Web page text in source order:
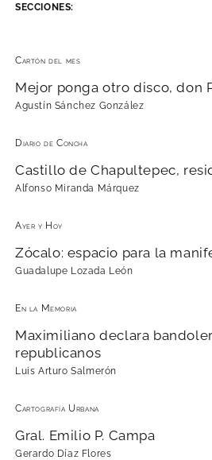
SECCIONES:
Cartón del mes
Mejor ponga otro disco, don
Agustín Sánchez González
Diario de Concha
Castillo de Chapultepec,
Alfonso Miranda Márquez
Ayer y Hoy
Zócalo: espacio para la
Guadalupe Lozada León
En la Memoria
Maximiliano declara
republicanos
Luis Arturo Salmerón
Cartografía Urbana
Gral. Emilio P. Campa
Gerardo Díaz Flores